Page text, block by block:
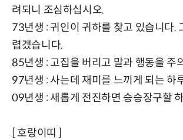
려되니 조심하십시오.
73년생 : 귀인이 귀하를 찾고 있습니다.
렵겠습니다.
85년생 : 고집을 버리고 말과 행동을 주
97년생 : 사는데 재미를 느끼게 되는 하
09년생 : 새롭게 전진하면 승승장구할
[ 호랑이띠 ]